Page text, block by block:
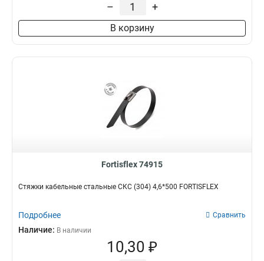
– +
В корзину
Fortisflex 74915
Стяжки кабельные стальные СКС (304) 4,6*500 FORTISFLEX
Подробнее Сравнить
Наличие: В наличии
10,30 ₽